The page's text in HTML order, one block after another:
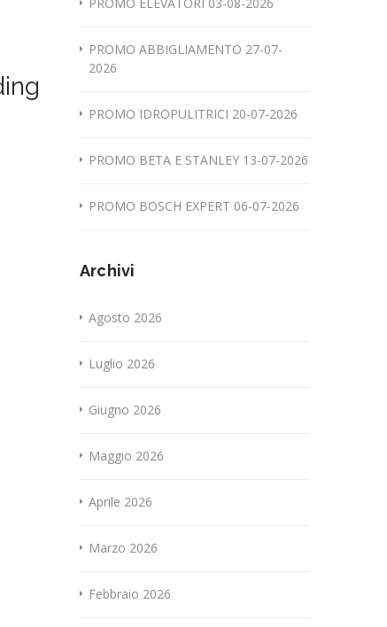
PROMO ABBIGLIAMENTO 27-07-
2026
PROMO IDROPULITRICI 20-07-2026
PROMO BETA E STANLEY 13-07-2026
PROMO BOSCH EXPERT 06-07-2026
Archivi
Agosto 2026
Luglio 2026
Giugno 2026
Maggio 2026
Aprile 2026
Marzo 2026
Febbraio 2026